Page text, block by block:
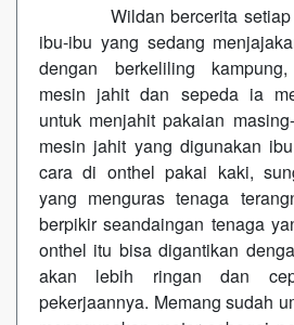
Wildan bercerita setiap
ibu-ibu yang sedang
dengan berkeliling
mesin jahit dan sepeda ia
untuk menjahit pakaian
mesin jahit yang digunakan
cara di onthel pakai kaki,
yang menguras tenaga
berpikir seandaingan tenaga
onthel itu bisa digantikan
akan lebih ringan dan
pekerjaannya. Memang sudah